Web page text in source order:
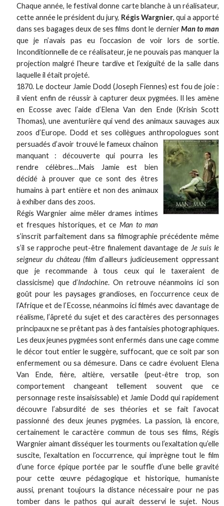
Chaque année, le festival donne carte blanche à un réalisateur,
cette année le président du jury, Régis Wargnier, qui a apporté
dans ses bagages deux de ses films dont le dernierMan to man
que je n’avais pas eu l’occasion de voir lors de sortie.
Inconditionnelle de ce réalisateur, je ne pouvais pas manquer la
projection malgré l’heure tardive et l’exiguïté de la salle dans
laquelle il était projeté.
1870. Le docteur Jamie Dodd (Joseph Fiennes) est fou de joie :
il vient enfin de réussir à capturer deux pygmées. Il les amène
en Ecosse avec l’aide d’Elena Van den Ende (Krisin Scott
Thomas), une aventurière qui vend des animaux sauvages aux
zoos d’Europe. Dodd et ses collègues anthropologues sont
persuadés d’avoir trouvé le fameux chaînon
manquant : découverte qui pourra les
rendre célèbres…Mais Jamie est bien
décidé à prouver que ce sont des êtres
humains à part entière et non des animaux
à exhiber dans des zoos.
Régis Wargnier aime mêler drames intimes
et fresques historiques, et ceMan to man
s’inscrit parfaitement dans sa filmographie précédente même
s’il se rapproche peut-être finalement davantage de Je suis le
seigneur du château (film d’ailleurs judicieusement oppressant
que je recommande à tous ceux qui le taxeraient de
classicisme) que d’Indochine. On retrouve néanmoins ici son
goût pour les paysages grandioses, en l’occurrence ceux de
l’Afrique et de l’Ecosse, néanmoins ici filmés avec davantage de
réalisme, l’âpreté du sujet et des caractères des personnages
principaux ne se prêtant pas à des fantaisies photographiques.
Les deux jeunes pygmées sont enfermés dans une cage comme
le décor tout entier le suggère, suffocant, que ce soit par son
enfermement ou sa démesure. Dans ce cadre évoluent Elena
Van Ende, fière, altière, versatile (peut-être trop, son
comportement changeant tellement souvent que ce
personnage reste insaisissable) et Jamie Dodd qui rapidement
découvre l’absurdité de ses théories et se fait l’avocat
passionné des deux jeunes pygmées. La passion, là encore,
certainement le caractère commun de tous ses films, Régis
Wargnier aimant disséquer les tourments ou l’exaltation qu’elle
suscite, l’exaltation en l’occurrence, qui imprègne tout le film
d’une force épique portée par le souffle d’une belle gravité
pour cette œuvre pédagogique et historique, humaniste
aussi, prenant toujours la distance nécessaire pour ne pas
tomber dans le pathos qui aurait desservi le sujet. Nous